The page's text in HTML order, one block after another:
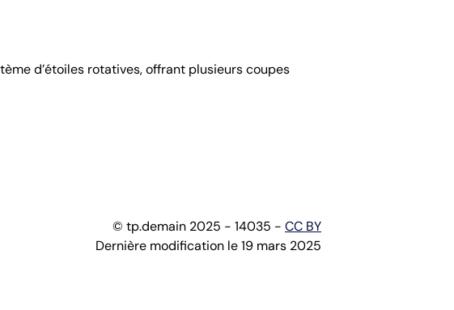
d’étoiles rotatives, offrant plusieurs coupes
© tp.demain 2025 - 14035 - CC BY
Dernière modification le 19 mars 2025